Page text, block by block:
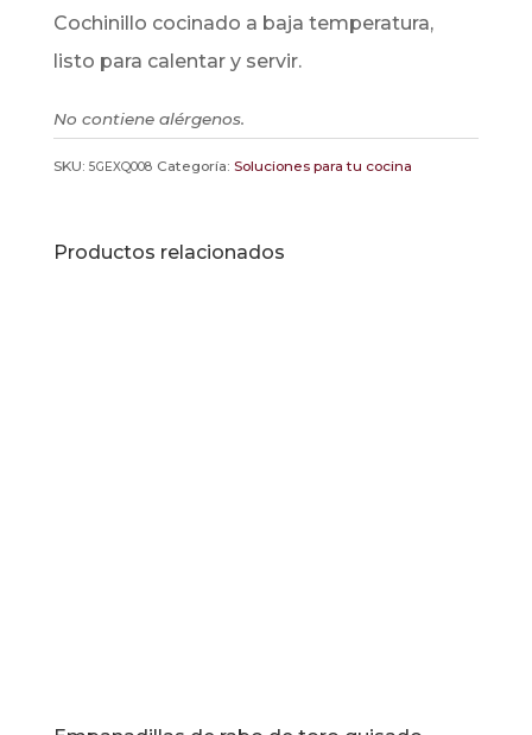
Cochinillo cocinado a baja temperatura,
listo para calentar y servir.
No contiene alérgenos.
SKU: 5GEXQ008 Categoría: Soluciones para tu cocina
Productos relacionados